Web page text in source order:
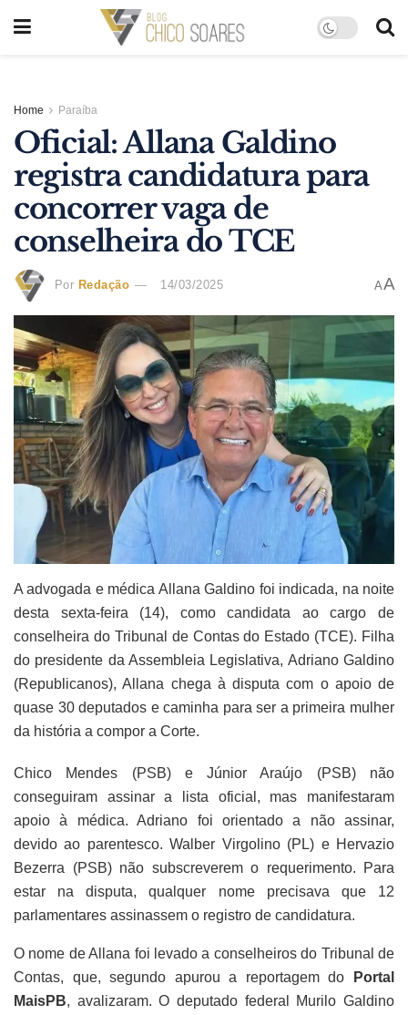
Home Paraíba
Oficial: Allana Galdino
registra candidatura para
concorrer vaga de
conselheira do TCE
Por Redação 14/03/2025 AA
A advogada e médica Allana Galdino foi indicada, na noite
desta sexta-feira (14), como candidata ao cargo de
conselheira do Tribunal de Contas do Estado (TCE). Filha
do presidente da Assembleia Legislativa, Adriano Galdino
(Republicanos), Allana chega à disputa com o apoio de
quase 30 deputados e caminha para ser a primeira mulher
da história a compor a Corte.
Chico Mendes (PSB) e Júnior Araújo (PSB) não
conseguiram assinar a lista oficial, mas manifestaram
apoio à médica. Adriano foi orientado a não assinar,
devido ao parentesco. Walber Virgolino (PL) e Hervazio
Bezerra (PSB) não subscreverem o requerimento. Para
estar na disputa, qualquer nome precisava que 12
parlamentares assinassem o registro de candidatura.
O nome de Allana foi levado a conselheiros do Tribunal de
Contas, que, segundo apurou a reportagem do Portal
MaisPB, avalizaram. O deputado federal Murilo Galdino